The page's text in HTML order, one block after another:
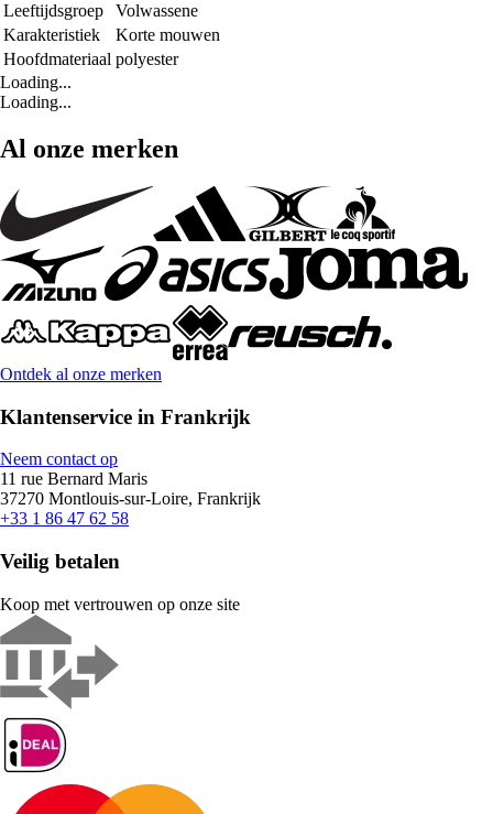
Leeftijdsgroep
Volwassene
Karakteristiek
Korte mouwen
Hoofdmateriaal polyester
Loading...
Loading...
Al onze merken
Ontdek al onze merken
Klantenservice in Frankrijk
Neem contact op
11 rue Bernard Maris
37270 Montlouis-sur-Loire, Frankrijk
+33 1 86 47 62 58
Veilig betalen
Koop met vertrouwen op onze site